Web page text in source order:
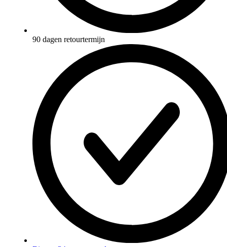
90 dagen retourtermijn